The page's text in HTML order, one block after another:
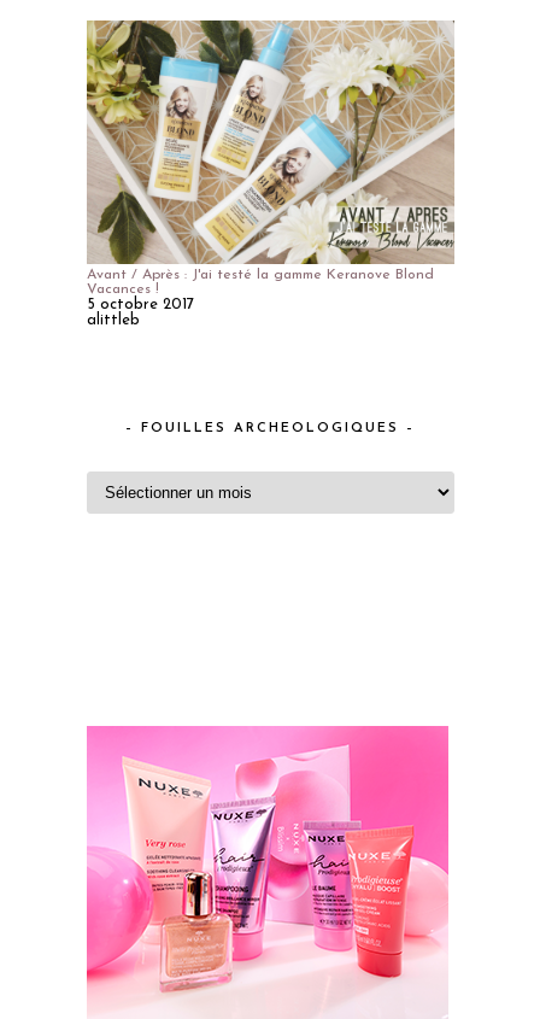
Avant / Après : J'ai testé la gamme Keranove Blond
Vacances !
5 octobre 2017
alittleb
– FOUILLES ARCHEOLOGIQUES –